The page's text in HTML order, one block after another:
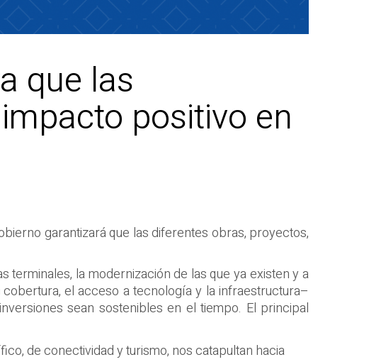
que las
positivo en
garantizará que las diferentes obras, proyectos,
la modernización de las que ya existen y a
el acceso a tecnología y la infraestructura–
sean sostenibles en el tiempo. El principal
de conectividad y turismo, nos catapultan hacia